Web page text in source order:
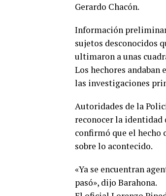
Gerardo Chacón.
Información
sujetos desconocidos
ultimaron a unas
Los hechores andaban
las investigaciones
Autoridades de la
reconocer la identidad
confirmó que el
sobre lo acontecido.
«Ya se encuentran
pasó», dijo Barahona.